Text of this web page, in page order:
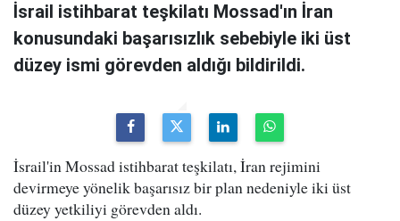
İsrail istihbarat teşkilatı Mossad'ın İran
konusundaki başarısızlık sebebiyle iki üst
düzey ismi görevden aldığı bildirildi.
İsrail'in Mossad istihbarat teşkilatı, İran rejimini
devirmeye yönelik başarısız bir plan nedeniyle iki üst
düzey yetkiliyi görevden aldı.